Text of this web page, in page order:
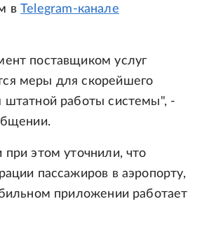
вTelegram-канале
поставщиком услуг
меры для скорейшего
штатной работы системы", -
при этом уточнили, что
пассажиров в аэропорту,
приложении работает